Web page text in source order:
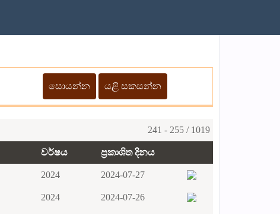
241 - 255 / 1019
වර්ෂය ප්‍රකාශිත දිනය
2024 2024-07-27
2024 2024-07-26